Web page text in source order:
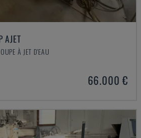
À JET D'EAU
66.000 €